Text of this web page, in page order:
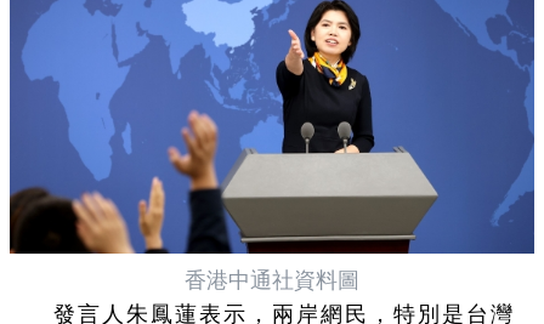
香港中通社資料圖
發言人朱鳳蓮表示，兩岸網民，特別是台灣